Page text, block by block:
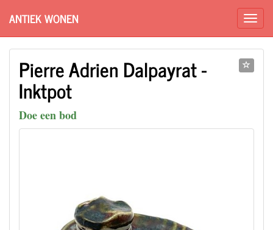
ANTIEK WONEN
Pierre Adrien Dalpayrat -
Inktpot
Doe een bod